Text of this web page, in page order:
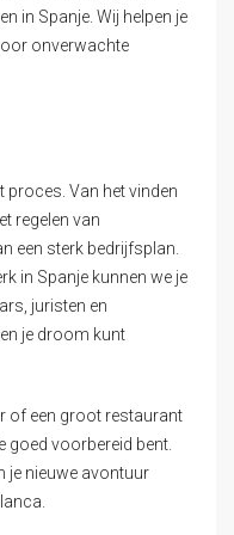
in Spanje. Wij helpen je
onverwachte
proces. Van het vinden
regelen van
een sterk bedrijfsplan.
in Spanje kunnen we je
juristen en
je droom kunt
of een groot restaurant
goed voorbereid bent.
je nieuwe avontuur